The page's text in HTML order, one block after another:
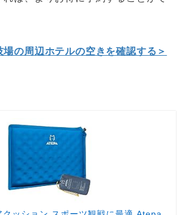
の周辺ホテルの空きを確認する＞